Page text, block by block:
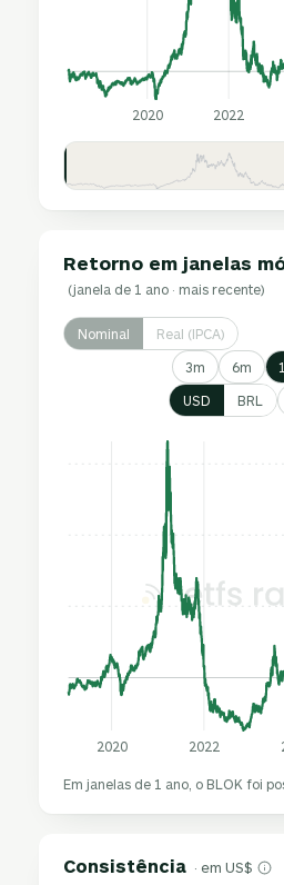
2020 2022
Retorno em janelas
(janela de 1 ano · mais recente)
Nominal Real (IPCA)
3m 6m
USD BRL
2020 2022
Em janelas de 1 ano, o BLOK foi
Consistência · em US$